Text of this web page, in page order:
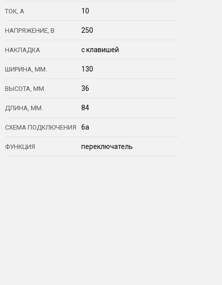
ТОК, А 10
НАПРЯЖЕНИЕ, В 250
НАКЛАДКА с клавишей
ШИРИНА, ММ. 130
ВЫСОТА, ММ. 36
ДЛИНА, ММ. 84
СХЕМА ПОДКЛЮЧЕНИЯ 6a
ФУНКЦИЯ переключатель